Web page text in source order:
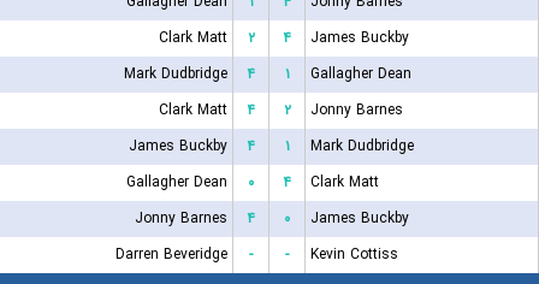
Clark Matt
۲ ۴
James Buckby
Mark Dudbridge
۴ ۱
Gallagher Dean
Clark Matt
۴ ۲
Jonny Barnes
James Buckby
۴ ۱
Mark Dudbridge
Gallagher Dean
۰ ۴
Clark Matt
Jonny Barnes
۴ ۰
James Buckby
Darren Beveridge
- - Kevin Cottiss